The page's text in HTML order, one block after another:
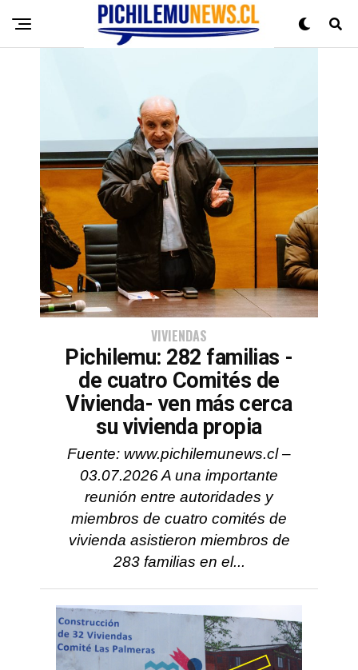
VIVIENDAS
Pichilemu: 282 familias -
de cuatro Comités de
Vivienda- ven más cerca
su vivienda propia
Fuente: www.pichilemunews.cl –
03.07.2026 A una importante
reunión entre autoridades y
miembros de cuatro comités de
vivienda asistieron miembros de
283 familias en el...